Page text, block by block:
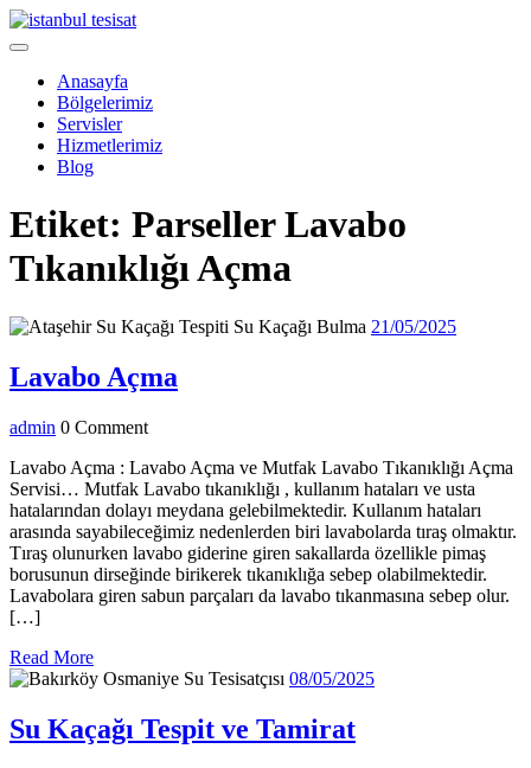
Skip
to
Open
Anasayfa
Bölgelerimiz
Servisler
Hizmetlerimiz
Blog
Menu
Etiket: Parseller Lavabo
Tıkanıklığı Açma
21/05/202521/05/
Lavabo Açma
admin admin
0 Comment
Lavabo Açma : Lavabo Açma ve Mutfak Lavabo Tıkanıklığı Açma
Servisi… Mutfak Lavabo tıkanıklığı , kullanım hataları ve usta
hatalarından dolayı meydana gelebilmektedir. Kullanım hataları
arasında sayabileceğimiz nedenlerden biri lavabolarda tıraş olmaktır.
Tıraş olunurken lavabo giderine giren sakallarda özellikle pimaş
borusunun dirseğinde birikerek tıkanıklığa sebep olabilmektedir.
Lavabolara giren sabun parçaları da lavabo tıkanmasına sebep olur.
[…]
Read MoreRead
More
08/05/202508/05/2025
Su Kaçağı Tespit ve TamiratSu